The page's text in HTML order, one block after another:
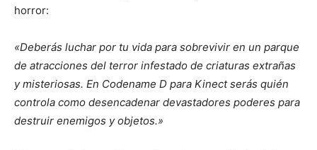
horror:
«Deberás luchar por tu vida para sobrevivir en un parque
de atracciones del terror infestado de criaturas extrañas
y misteriosas. En Codename D para Kinect serás quién
controla como desencadenar devastadores poderes para
destruir enemigos y objetos.»